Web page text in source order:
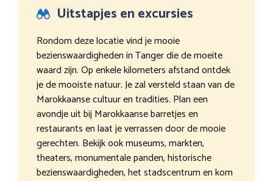
Uitstapjes en excursies
Rondom deze locatie vind je mooie
bezienswaardigheden in Tanger die de moeite
waard zijn. Op enkele kilometers afstand ontdek
je de mooiste natuur. Je zal versteld staan van de
Marokkaanse cultuur en tradities. Plan een
avondje uit bij Marokkaanse barretjes en
restaurants en laat je verrassen door de mooie
gerechten. Bekijk ook museums, markten,
theaters, monumentale panden, historische
bezienswaardigheden, het stadscentrum en kom